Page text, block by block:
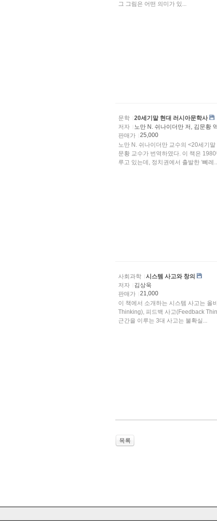
그 그림은 어떤 의미가 있...
문학
20세기말 현대 러시아문학사
저자
노만 N. 쉬나이더만 저, 김문황
판매가
25,000
노만 N. 쉬나이더만 교수의 <20세기
문황 교수가 번역하였다. 이 책은
루고 있는데, 정치권에서 출발한 ‘뻬레
사회과학
시스템 사고와 창의
저자
김상욱
판매가
21,000
이 책에서 소개하는 시스템 사고는 올
Thinking), 피드백 사고(Feedback
근간을 이루는 3대 사고는 불확실...
목록